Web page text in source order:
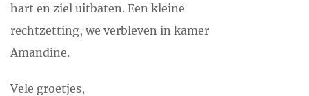
hart en ziel uitbaten. Een kleine
rechtzetting, we verbleven in kamer
Amandine.
Vele groetjes,